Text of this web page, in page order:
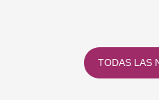
TODAS LAS